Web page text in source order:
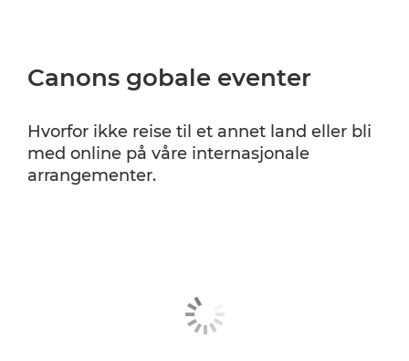
Canons gobale eventer
Hvorfor ikke reise til et annet land eller bli
med online på våre internasjonale
arrangementer.